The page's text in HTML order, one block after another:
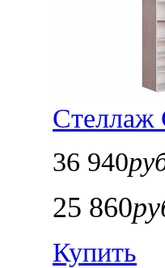
Стеллаж
36 940
25 860
Купить